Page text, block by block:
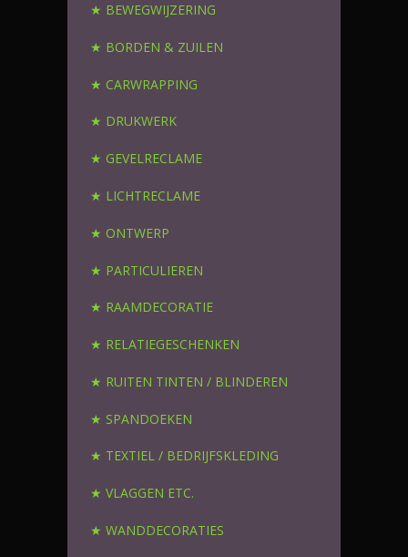
★ BEWEGWIJZERING
★ BORDEN & ZUILEN
★ CARWRAPPING
★ DRUKWERK
★ GEVELRECLAME
★ LICHTRECLAME
★ ONTWERP
★ PARTICULIEREN
★ RAAMDECORATIE
★ RELATIEGESCHENKEN
★ RUITEN TINTEN / BLINDEREN
★ SPANDOEKEN
★ TEXTIEL / BEDRIJFSKLEDING
★ VLAGGEN ETC.
★ WANDDECORATIES